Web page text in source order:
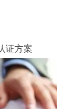
证方案